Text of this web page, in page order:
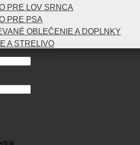
PRE LOV SRNCA
PRE PSA
OBLEČENIE A DOPLNKY
A STRELIVO